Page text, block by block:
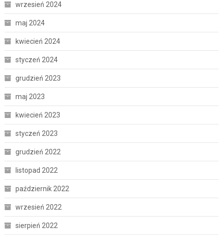
wrzesień 2024
maj 2024
kwiecień 2024
styczeń 2024
grudzień 2023
maj 2023
kwiecień 2023
styczeń 2023
grudzień 2022
listopad 2022
październik 2022
wrzesień 2022
sierpień 2022